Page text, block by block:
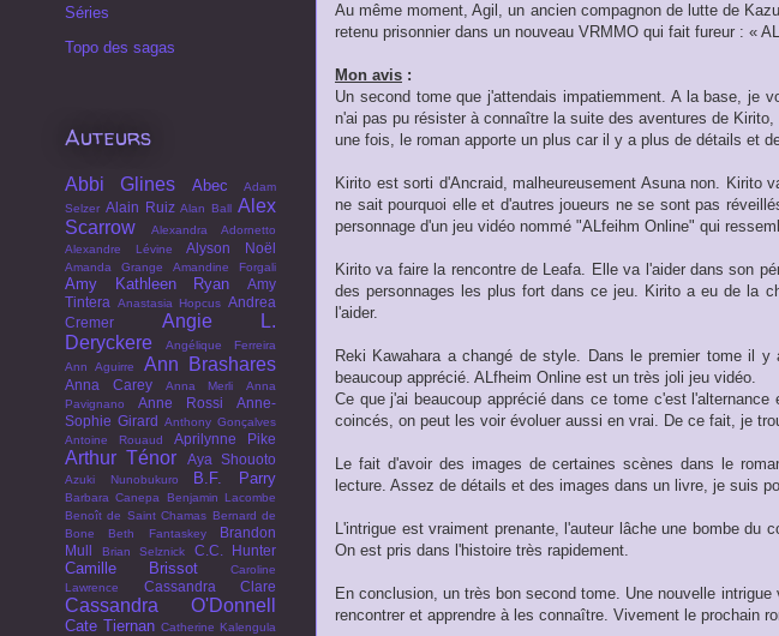
Au même moment, Agil, un ancien compagnon de lutte de
retenu prisonnier dans un nouveau VRMMO qui fait fureur : «
Mon avis :
Un second tome que j'attendais impatiemment. A la base, je
n'ai pas pu résister à connaître la suite des aventures de
une fois, le roman apporte un plus car il y a plus de détails et
Kirito est sorti d'Ancraid, malheureusement Asuna non. Kirito
ne sait pourquoi elle et d'autres joueurs ne se sont pas
personnage d'un jeu vidéo nommé "ALfeihm Online" qui
Kirito va faire la rencontre de Leafa. Elle va l'aider dans son
des personnages les plus fort dans ce jeu. Kirito a eu de la
l'aider.
Reki Kawahara a changé de style. Dans le premier tome il
beaucoup apprécié. ALfheim Online est un très joli jeu vidéo.
Ce que j'ai beaucoup apprécié dans ce tome c'est
coincés, on peut les voir évoluer aussi en vrai. De ce fait, je
Le fait d'avoir des images de certaines scènes dans le
lecture. Assez de détails et des images dans un livre, je suis
L'intrigue est vraiment prenante, l'auteur lâche une bombe du
On est pris dans l'histoire très rapidement.
En conclusion, un très bon second tome. Une nouvelle
rencontrer et apprendre à les connaître. Vivement le prochain
Séries
Topo des sagas
Auteurs
Abbi Glines Abec
Adam
Selzer Alain Ruiz Alan Ball Alex
Scarrow
Alexandra Adornetto
Alexandre Lévine
Alyson Noël
Amanda Grange Amandine Forgali
Amy Kathleen Ryan
Amy
Tintera
Anastasia Hopcus Andrea
Cremer
Angie L.
Deryckere
Angélique Ferreira
Ann Aguirre
Ann Brashares
Anna Carey Anna Merli
Anna
Pavignano
Anne Rossi
Anne-
Sophie Girard Anthony Gonçalves
Antoine Rouaud
Aprilynne Pike
Arthur Ténor Aya Shouoto
Azuki Nunobukuro B.F. Parry
Barbara Canepa
Benjamin Lacombe
Benoît de Saint Chamas Bernard de
Bone
Beth Fantaskey
Brandon
Mull
Brian Selznick C.C. Hunter
Camille Brissot
Caroline
Lawrence
Cassandra Clare
Cassandra O'Donnell
Cate Tiernan Catherine Kalengula